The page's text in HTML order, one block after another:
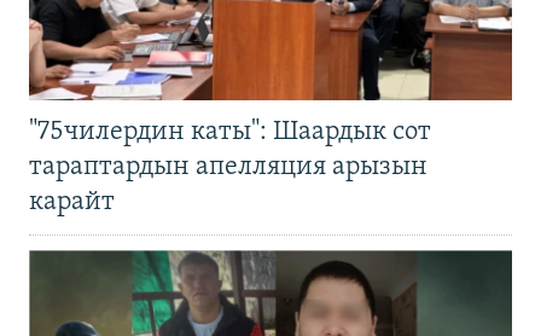
"75чилердин каты": Шаардык сот
тараптардын апелляция арызын
карайт